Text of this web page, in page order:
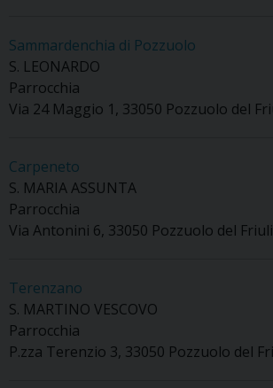
Sammardenchia di Pozzuolo
S. LEONARDO
Parrocchia
Via 24 Maggio 1, 33050 Pozzuolo del
Carpeneto
S. MARIA ASSUNTA
Parrocchia
Via Antonini 6, 33050 Pozzuolo del
Terenzano
S. MARTINO VESCOVO
Parrocchia
P.zza Terenzio 3, 33050 Pozzuolo del